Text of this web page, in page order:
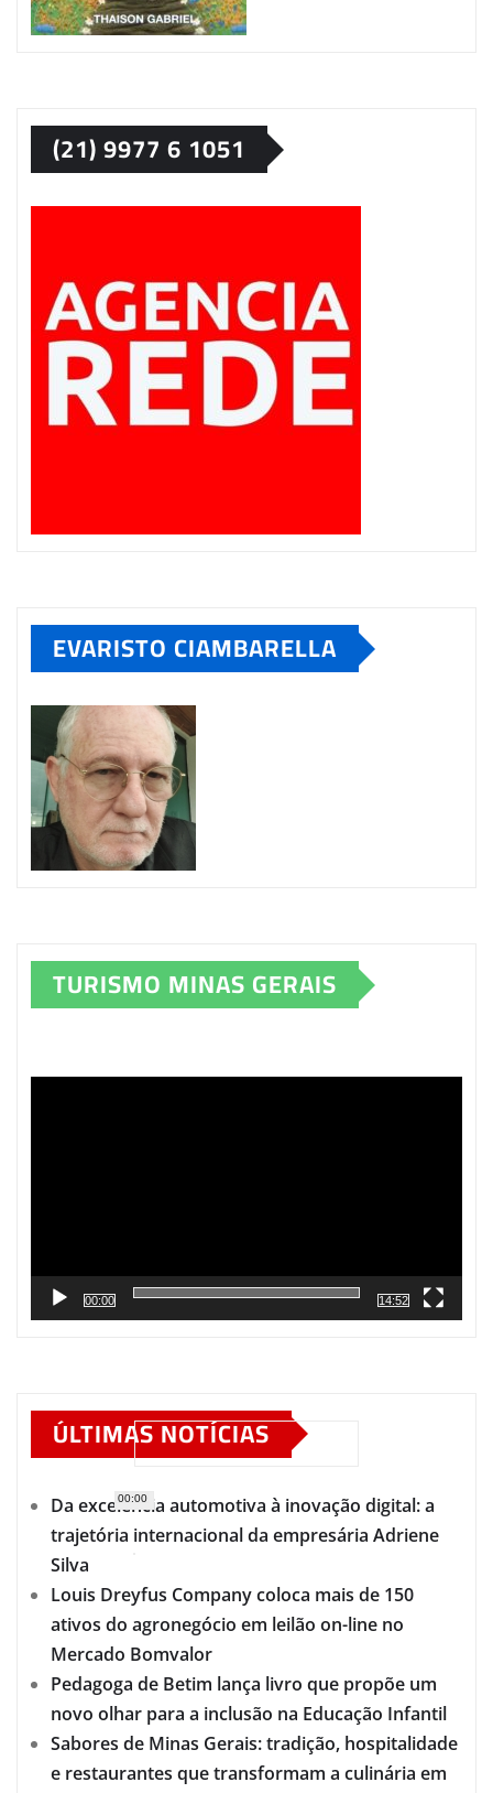
(21) 9977 6 1051
EVARISTO CIAMBARELLA
TURISMO MINAS GERAIS
00:00
00:00
14:52
ÚLTIMAS NOTÍCIAS
Da excelência automotiva à inovação digital: a
trajetória internacional da empresária Adriene
Silva
Louis Dreyfus Company coloca mais de 150
ativos do agronegócio em leilão on-line no
Mercado Bomvalor
Pedagoga de Betim lança livro que propõe um
novo olhar para a inclusão na Educação Infantil
Sabores de Minas Gerais: tradição, hospitalidade
e restaurantes que transformam a culinária em